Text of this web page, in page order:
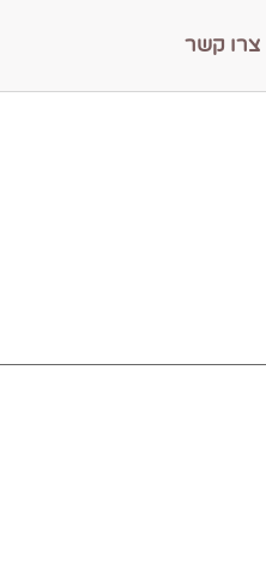
צרו קשר